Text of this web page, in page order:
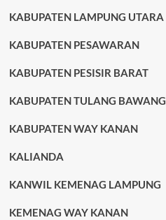
KABUPATEN LAMPUNG UTARA
KABUPATEN PESAWARAN
KABUPATEN PESISIR BARAT
KABUPATEN TULANG BAWANG
KABUPATEN WAY KANAN
KALIANDA
KANWIL KEMENAG LAMPUNG
KEMENAG WAY KANAN